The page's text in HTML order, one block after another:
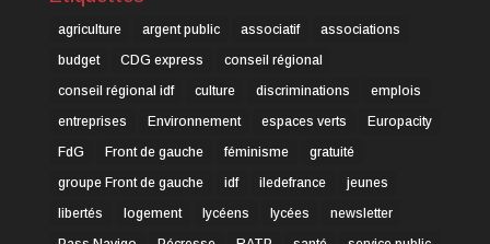
agriculture argent public associatif
associations
budget
CDG express
conseil régional
conseil régional idf
culture discriminations
emplois
entreprises
Environnement espaces verts
Europacity
FdG
Front de gauche féminisme
gratuité
groupe Front de gauche
idf iledefrance
jeunes
libertés
logement lycéens lycées
newsletter